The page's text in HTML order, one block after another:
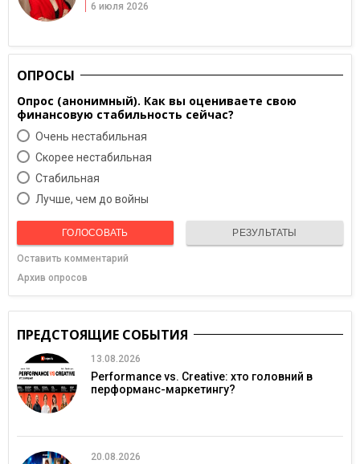
6 июля 2026
ОПРОСЫ
Опрос (анонимный). Как вы оцениваете свою
финансовую стабильность сейчас?
Очень нестабильная
Скорее нестабильная
Cтабильная
Лучше, чем до войны
ГОЛОСОВАТЬ РЕЗУЛЬТАТЫ
Оставить комментарий
Архив опросов
ПРЕДСТОЯЩИЕ СОБЫТИЯ
13.08.2026
Performance vs. Creative: хто головний в
перформанс-маркетингу?
20.08.2026